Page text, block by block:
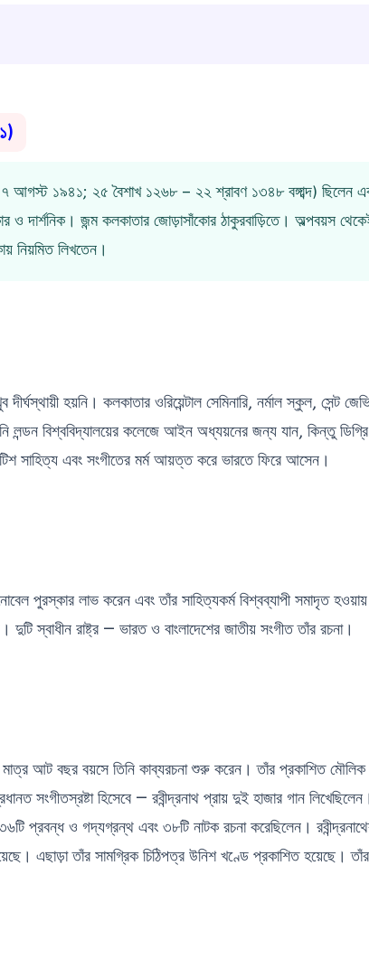
আগস্ট ১৯৪১; ২৫ বৈশাখ ১২৬৮ – ২২ শ্রাবণ ১৩৪৮ বঙ্গাব্দ) ছিলেন
ও দার্শনিক। জন্ম কলকাতার জোড়াসাঁকোর ঠাকুরবাড়িতে। অল্পবয়স
নিয়মিত লিখতেন।
খুব দীর্ঘস্থায়ী হয়নি। কলকাতার ওরিয়েন্টাল সেমিনারি, নর্মাল স্কুল, সেন্ট
লন্ডন বিশ্ববিদ্যালয়ের কলেজে আইন অধ্যয়নের জন্য যান, কিন্তু
সাহিত্য এবং সংগীতের মর্ম আয়ত্ত করে ভারতে ফিরে আসেন।
পুরস্কার লাভ করেন এবং তাঁর সাহিত্যকর্ম বিশ্বব্যাপী সমাদৃত হওয়ায়
স্বাধীন রাষ্ট্র — ভারত ও বাংলাদেশের জাতীয় সংগীত তাঁর রচনা।
আট বছর বয়সে তিনি কাব্যরচনা শুরু করেন। তাঁর প্রকাশিত
সংগীতস্রষ্টা হিসেবে — রবীন্দ্রনাথ প্রায় দুই হাজার গান
প্রবন্ধ ও গদ্যগ্রন্থ এবং ৩৮টি নাটক রচনা করেছিলেন।
এছাড়া তাঁর সামগ্রিক চিঠিপত্র উনিশ খণ্ডে প্রকাশিত হয়েছে।